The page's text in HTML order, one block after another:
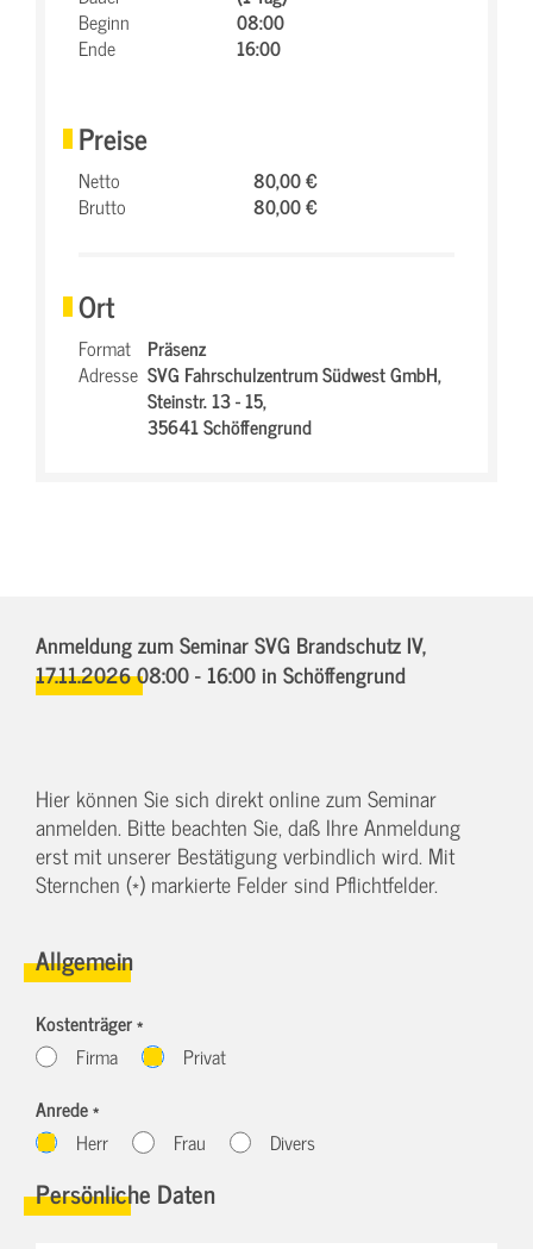
Beginn
08:00
Ende
16:00
Preise
Netto
80,00 €
Brutto
80,00 €
Ort
Format Präsenz
Adresse SVG Fahrschulzentrum Südwest GmbH,
Steinstr. 13 - 15,
35641 Schöffengrund
Anmeldung zum Seminar SVG Brandschutz IV,
17.11.2026 08:00 - 16:00in Schöffengrund
Hier können Sie sich direkt online zum Seminar
anmelden. Bitte beachten Sie, daß Ihre Anmeldung
erst mit unserer Bestätigung verbindlich wird. Mit
Sternchen (*) markierte Felder sind Pflichtfelder.
Allgemein
Kostenträger *
Firma
Privat
Anrede *
Herr
Frau Divers
Persönliche Daten